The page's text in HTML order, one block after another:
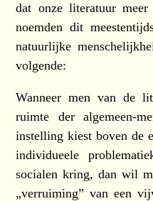
dat onze literatuur
noemden dit
natuurlijke
volgende:
Wanneer men van de
ruimte der algemeen-
instelling kiest boven de
individueele
socialen kring, dan wil
„verruiming” van een